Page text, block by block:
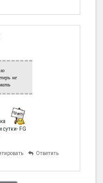
не
сутки- FG
Ответить